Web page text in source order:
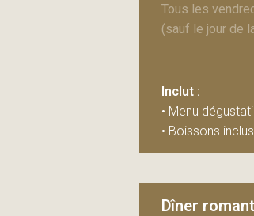
Tous les
(sauf le jour de
Inclut :
• Menu
• Boissons
Dîner